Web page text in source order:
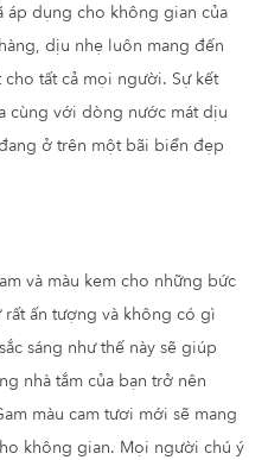
áp dụng cho không gian của
dịu nhẹ luôn mang đến
tất cả mọi người. Sự kết
cùng với dòng nước mát dịu
ở trên một bãi biển đẹp
và màu kem cho những bức
rất ấn tượng và không có gì
sáng như thế này sẽ giúp
nhà tắm của bạn trở nên
màu cam tươi mới sẽ mang
không gian. Mọi người chú ý